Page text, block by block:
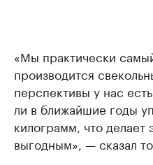
«Мы практически
производится
перспективы у нас
ли в ближайшие годы
килограмм, что делает
выгодным», — сказал